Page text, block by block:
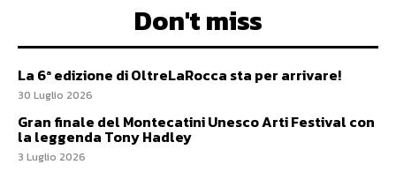
Don't miss
La 6ª edizione di OltreLaRocca sta per arrivare!
30 Luglio 2026
Gran finale del Montecatini Unesco Arti Festival con
la leggenda Tony Hadley
3 Luglio 2026